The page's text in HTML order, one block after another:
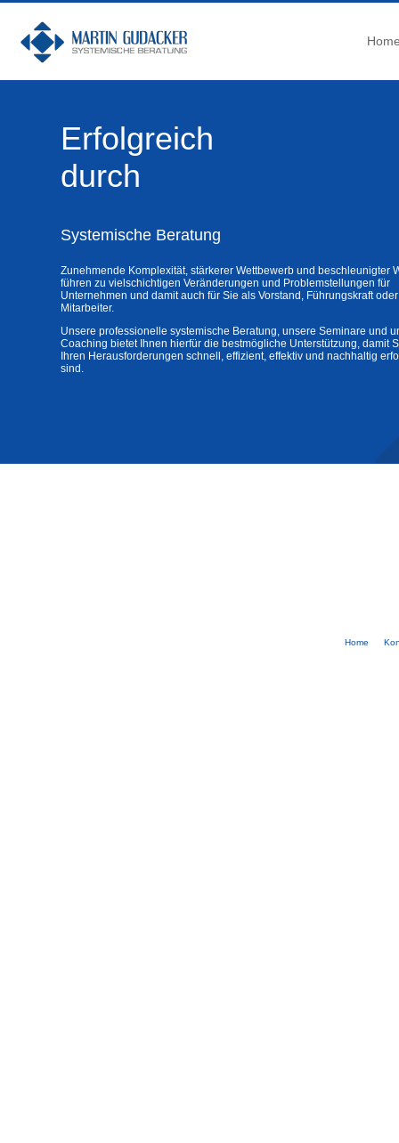
Erfolgreich
durch
Systemische Beratung
Zunehmende Komplexität, stärkerer Wettbewerb und beschleunigter
führen zu vielschichtigen Veränderungen und Problemstellungen für
Unternehmen und damit auch für Sie als Vorstand, Führungskraft oder
Mitarbeiter.
Unsere professionelle systemische Beratung, unsere Seminare und
Coaching bietet Ihnen hierfür die bestmögliche Unterstützung, damit
Ihren Herausforderungen schnell, effizient, effektiv und nachhaltig
sind.
Home